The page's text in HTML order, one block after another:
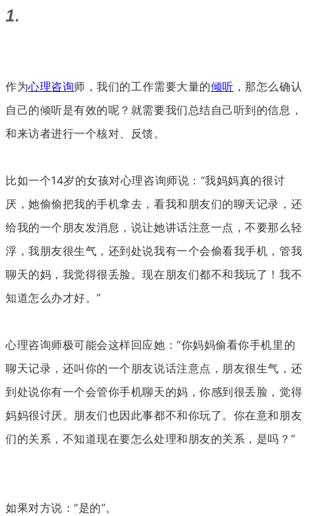
1.
作为心理咨询师，我们的工作需要大量的倾听 ，那怎么确认
自己的倾听是有效的呢？就需要我们总结自己听到的信息，
和来访者进行一个核对、反馈。
比如一个14岁的女孩对心理咨询师说：“我妈妈真的很讨
厌，她偷偷把我的手机拿去，看我和朋友们的聊天记录，还
给我的一个朋友发消息，说让她讲话注意一点，不要那么轻
浮，我朋友很生气，还到处说我有一个会偷看我手机，管我
聊天的妈，我觉得很丢脸。现在朋友们都不和我玩了！我不
知道怎么办才好。”
心理咨询师极可能会这样回应她：“你妈妈偷看你手机里的
聊天记录，还叫你的一个朋友说话注意点，朋友很生气，还
到处说你有一个会管你手机聊天的妈，你感到很丢脸，觉得
妈妈很讨厌。朋友们也因此事都不和你玩了。你在意和朋友
们的关系，不知道现在要怎么处理和朋友的关系，是吗？”
如果对方说：“是的”。